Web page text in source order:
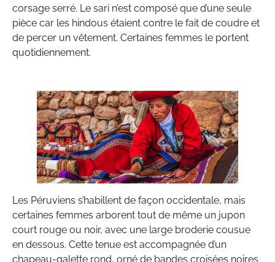
corsage serré. Le sari n’est composé que d’une seule
pièce car les hindous étaient contre le fait de coudre et
de percer un vêtement. Certaines femmes le portent
quotidiennement.
Les Péruviens s’habillent de façon occidentale, mais
certaines femmes arborent tout de même un jupon
court rouge ou noir, avec une large broderie cousue
en dessous. Cette tenue est accompagnée d’un
chapeau-galette rond, orné de bandes croisées noires